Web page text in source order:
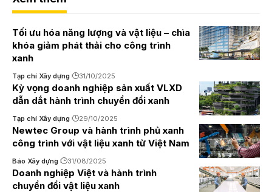
Tối ưu hóa năng lượng và vật liệu – chìa
khóa giảm phát thải cho công trình
xanh
Tạp chí Xây dựng 31/10/2025
Kỳ vọng doanh nghiệp sản xuất VLXD
dẫn dắt hành trình chuyển đổi xanh
Tạp chí Xây dựng 29/10/2025
Newtec Group và hành trình phủ xanh
công trình với vật liệu xanh từ Việt Nam
Báo Xây dựng 31/08/2025
Doanh nghiệp Việt và hành trình
chuyển đổi vật liệu xanh